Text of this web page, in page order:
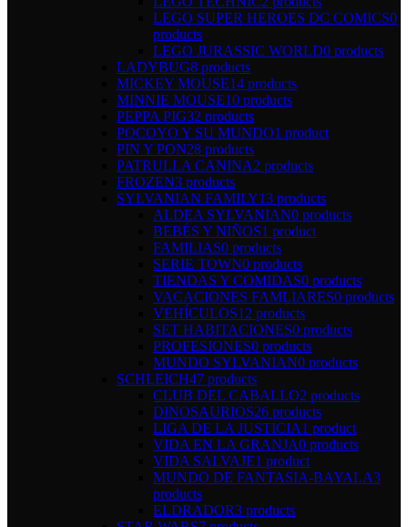
LEGO SUPER HEROES DC COMICS0
products
LEGO JURASSIC WORLD0 products
LADYBUG8 products
MICKEY MOUSE14 products
MINNIE MOUSE10 products
PEPPA PIG32 products
POCOYO Y SU MUNDO1 product
PIN Y PON28 products
PATRULLA CANINA2 products
FROZEN3 products
SYLVANIAN FAMILY13 products
ALDEA SYLVANIAN0 products
BEBÉS Y NIÑOS1 product
FAMILIAS0 products
SERIE TOWN0 products
TIENDAS Y COMIDAS0 products
VACACIONES FAMLIARES0 products
VEHÍCULOS12 products
SET HABITACIONES0 products
PROFESIONES0 products
MUNDO SYLVANIAN0 products
SCHLEICH47 products
CLUB DEL CABALLO2 products
DINOSAURIOS26 products
LIGA DE LA JUSTICIA1 product
VIDA EN LA GRANJA0 products
VIDA SALVAJE1 product
MUNDO DE FANTASIA-BAYALA3
products
ELDRADOR3 products